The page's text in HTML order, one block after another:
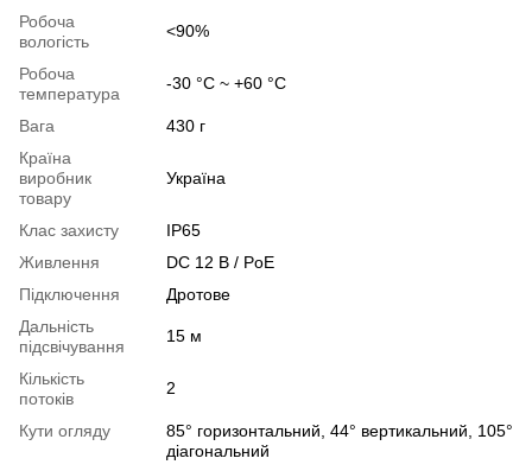
Робоча
вологість
<90%
Робоча
температура
-30 °C ~ +60 °C
Вага
430 г
Країна
виробник
товару
Україна
Клас захисту
IP65
Живлення
DC 12 В / PoE
Підключення
Дротове
Дальність
підсвічування
15 м
Кількість
потоків
2
Кути огляду
85° горизонтальний, 44° вертикальний, 105°
діагональний